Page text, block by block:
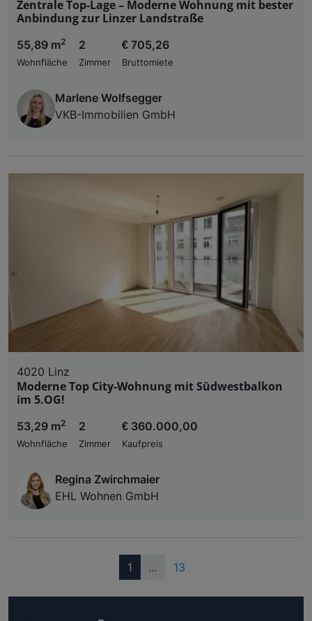
Zentrale Top-Lage – Moderne Wohnung mit bester
Anbindung zur Linzer Landstraße
55,89 m2
Wohnfläche
2
Zimmer
€ 705,26
Bruttomiete
Marlene Wolfsegger
VKB-Immobilien GmbH
4020 Linz
Moderne Top City-Wohnung mit Südwestbalkon
im 5.OG!
53,29 m2
Wohnfläche
2
Zimmer
€ 360.000,00
Kaufpreis
Regina Zwirchmaier
EHL Wohnen GmbH
1(current)
… 13